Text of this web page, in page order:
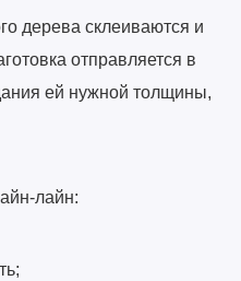
дерева склеиваются и
отправляется в
ей нужной толщины,
лайн: